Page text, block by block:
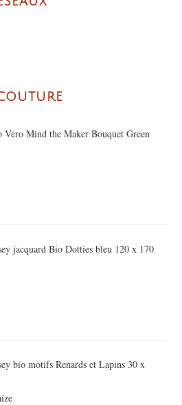
Vero Mind the Maker Bouquet Green
jacquard Bio Dotties bleu 120 x 170
bio motifs Renards et Lapins 30 x